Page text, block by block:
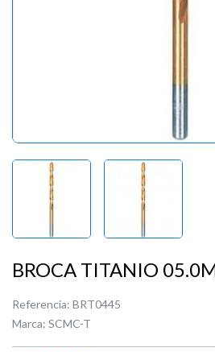
BROCA TITANIO
Referencia: BRT0445
Marca: SCMC-T